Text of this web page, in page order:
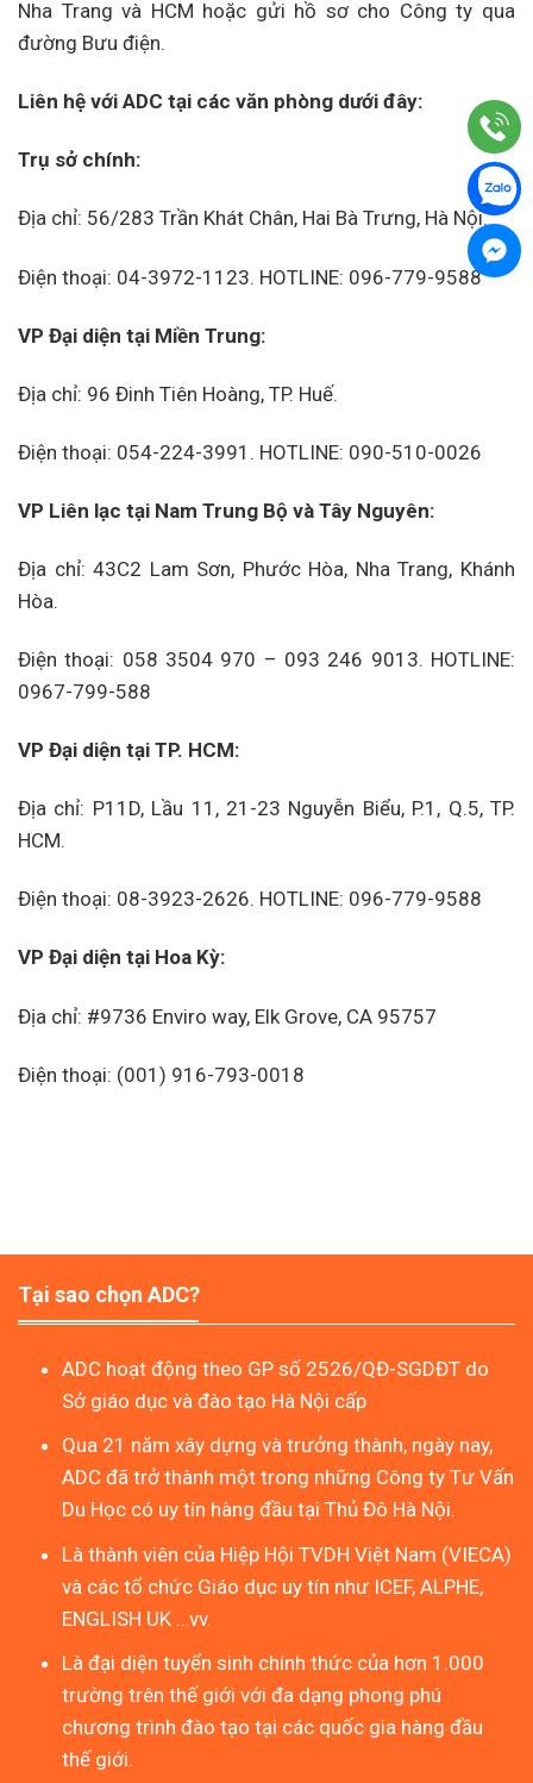
Nha Trang và HCM hoặc gửi hồ sơ cho Công ty qua
đường Bưu điện.
Liên hệ với ADC tại các văn phòng dưới đây:
Trụ sở chính:
Địa chỉ: 56/283 Trần Khát Chân, Hai Bà Trưng, Hà Nội.
Điện thoại: 04-3972-1123. HOTLINE: 096-779-9588
VP Đại diện tại Miền Trung:
Địa chỉ: 96 Đinh Tiên Hoàng, TP. Huế.
Điện thoại: 054-224-3991. HOTLINE: 090-510-0026
VP Liên lạc tại Nam Trung Bộ và Tây Nguyên:
Địa chỉ: 43C2 Lam Sơn, Phước Hòa, Nha Trang, Khánh
Hòa.
Điện thoại: 058 3504 970 – 093 246 9013. HOTLINE:
0967-799-588
VP Đại diện tại TP. HCM:
Địa chỉ: P11D, Lầu 11, 21-23 Nguyễn Biểu, P.1, Q.5, TP.
HCM.
Điện thoại: 08-3923-2626. HOTLINE: 096-779-9588
VP Đại diện tại Hoa Kỳ:
Địa chỉ: #9736 Enviro way, Elk Grove, CA 95757
Điện thoại: ‎(001) 916-793-0018
Tại sao chọn ADC?
ADC hoạt động theo GP số 2526/QĐ-SGDĐT do
Sở giáo dục và đào tạo Hà Nội cấp
Qua 21 năm xây dựng và trưởng thành, ngày nay,
ADC đã trở thành một trong những Công ty Tư Vấn
Du Học có uy tín hàng đầu tại Thủ Đô Hà Nội.
Là thành viên của Hiệp Hội TVDH Việt Nam (VIECA)
và các tổ chức Giáo dục uy tín như ICEF, ALPHE,
ENGLISH UK …vv.
Là đại diện tuyển sinh chính thức của hơn 1.000
trường trên thế giới với đa dạng phong phú
chương trình đào tạo tại các quốc gia hàng đầu
thế giới.